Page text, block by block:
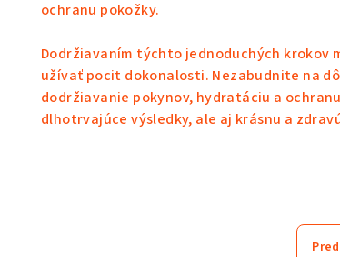
ochranu pokožky.
Dodržiavaním týchto jednoduchých krokov
užívať pocit dokonalosti. Nezabudnite na
dodržiavanie pokynov, hydratáciu a
dlhotrvajúce výsledky, ale aj krásnu a